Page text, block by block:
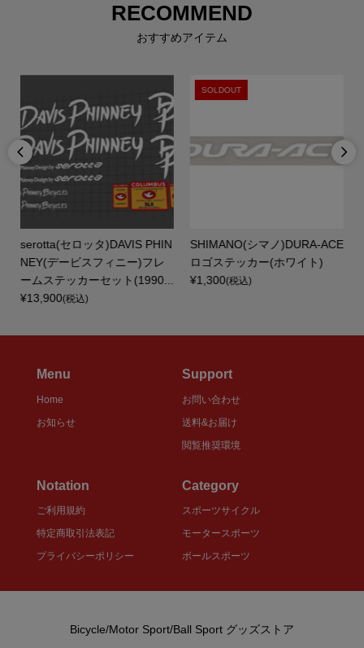
RECOMMEND
おすすめアイテム

serotta(セロッタ)DAVIS PHIN
NEY(デービスフィニー)フレ
ームステッカーセット(1990...
¥13,900(税込)
SOLDOUT
SHIMANO(シマノ)DURA-ACE
ロゴステッカー(ホワイト)
¥1,300(税込)

Menu
Home
お知らせ
Support
お問い合わせ
送料&お届け
閲覧推奨環境
Notation
ご利用規約
特定商取引法表記
プライバシーポリシー
Category
スポーツサイクル
モータースポーツ
ボールスポーツ
Bicycle/Motor Sport/Ball Sport グッズストア